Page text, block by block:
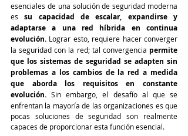
esenciales de una solución de seguridad moderna
es su capacidad de escalar, expandirse y
adaptarse a una red híbrida en continua
evolución. Lograr esto, requiere hacer converger
la seguridad con la red; tal convergencia permite
que los sistemas de seguridad se adapten sin
problemas a los cambios de la red a medida
que aborda los requisitos en constante
evolución. Sin embargo, el desafío al que se
enfrentan la mayoría de las organizaciones es que
pocas soluciones de seguridad son realmente
capaces de proporcionar esta función esencial.